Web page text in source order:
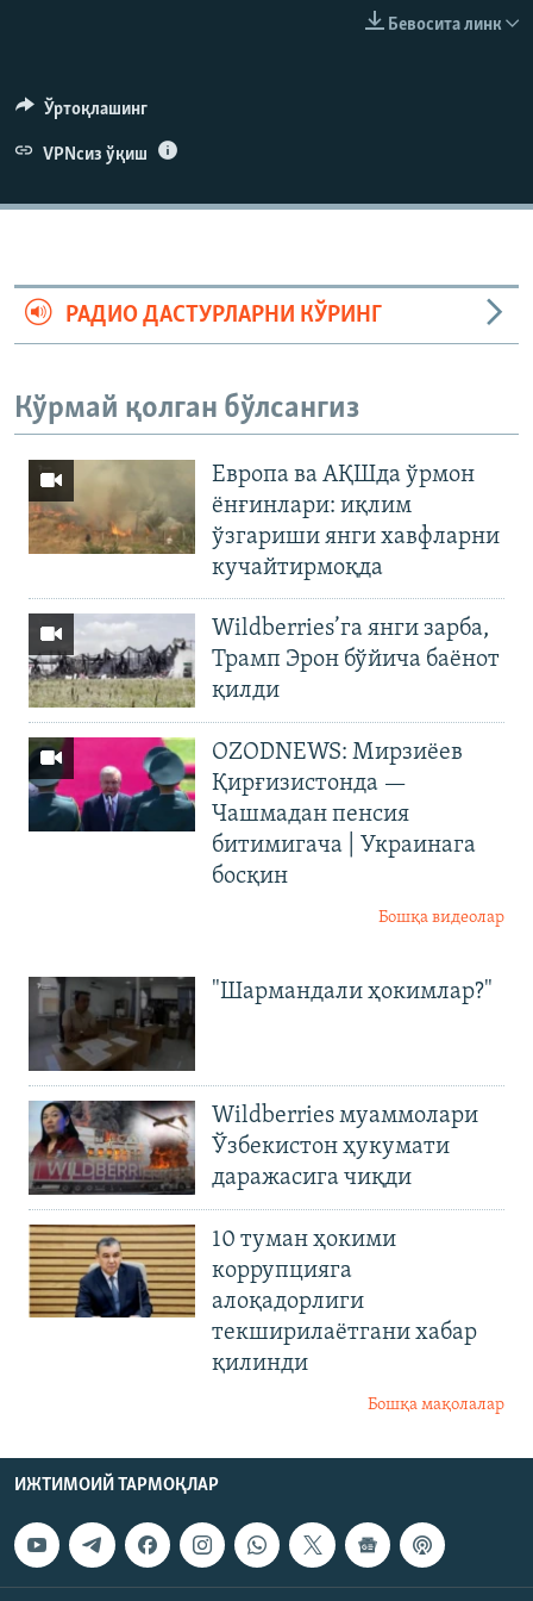
Бевосита линк
Ўртоқлашинг
VPNсиз ўқиш
РАДИО ДАСТУРЛАРНИ КЎРИНГ
Кўрмай қолган бўлсангиз
Европа ва АҚШда ўрмон
ёнғинлари: иқлим
ўзгариши янги хавфларни
кучайтирмоқда
Wildberries’га янги зарба,
Трамп Эрон бўйича баёнот
қилди
OZODNEWS: Мирзиёев
Қирғизистонда —
Чашмадан пенсия
битимигача | Украинага
босқин
Бошқа видеолар
"Шармандали ҳокимлар?"
Wildberries муаммолари
Ўзбекистон ҳукумати
даражасига чиқди
10 туман ҳокими
коррупцияга
алоқадорлиги
текширилаётгани хабар
қилинди
Бошқа мақолалар
ИЖТИМОИЙ ТАРМОҚЛАР